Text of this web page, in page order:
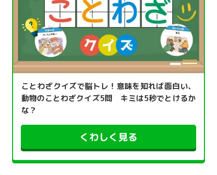
ことわざクイズで脳トレ！意味を知れば面白い、
動物のことわざクイズ5問 キミは5秒でとけるか
な？
くわしく見る